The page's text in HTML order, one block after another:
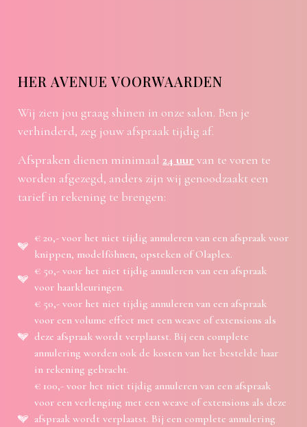
HER AVENUE VOORWAARDEN
Wij zien jou graag shinen in onze salon. Ben je
verhinderd, zeg jouw afspraak tijdig af.
Afspraken dienen minimaal24 uur van te voren te
worden afgezegd, anders zijn wij genoodzaakt een
tarief in rekening te brengen:
€ 20,- voor het niet tijdig annuleren van een afspraak voor
knippen, modelföhnen, opsteken of Olaplex.
€ 50,- voor het niet tijdig annuleren van een afspraak
voor haarkleuringen.
€ 50,- voor het niet tijdig annuleren van een afspraak
voor een volume effect met een weave of extensions als
deze afspraak wordt verplaatst. Bij een complete
annulering worden ook de kosten van het bestelde haar
in rekening gebracht.
€ 100,- voor het niet tijdig annuleren van een afspraak
voor een verlenging met een weave of extensions als deze
afspraak wordt verplaatst. Bij een complete annulering